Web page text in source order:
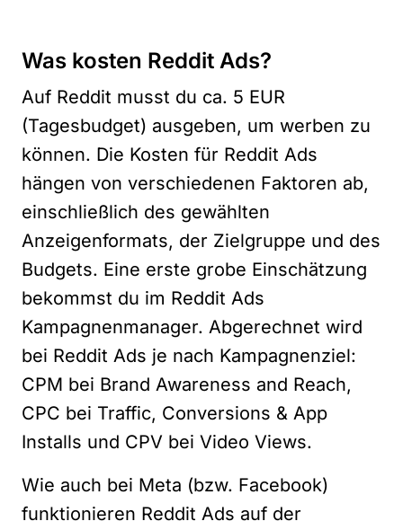
Was kosten Reddit Ads?
Auf Reddit musst du ca. 5 EUR
(Tagesbudget) ausgeben, um werben zu
können. Die Kosten für Reddit Ads
hängen von verschiedenen Faktoren ab,
einschließlich des gewählten
Anzeigenformats, der Zielgruppe und des
Budgets. Eine erste grobe Einschätzung
bekommst du im Reddit Ads
Kampagnenmanager. Abgerechnet wird
bei Reddit Ads je nach Kampagnenziel:
CPM bei Brand Awareness and Reach,
CPC bei Traffic, Conversions & App
Installs und CPV bei Video Views.
Wie auch bei Meta (bzw. Facebook)
funktionieren Reddit Ads auf der